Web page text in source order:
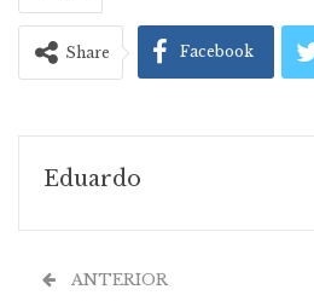
Share Facebook
Eduardo
ANTERIOR